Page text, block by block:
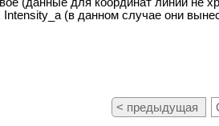
написать что-то осмысленное
(данные для координат линий не
(в данном случае они